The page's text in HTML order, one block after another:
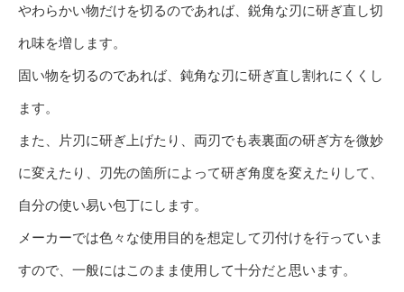
やわらかい物だけを切るのであれば、鋭角な刃に研ぎ直し切
れ味を増します。
固い物を切るのであれば、鈍角な刃に研ぎ直し割れにくくし
ます。
また、片刃に研ぎ上げたり、両刃でも表裏面の研ぎ方を微妙
に変えたり、刃先の箇所によって研ぎ角度を変えたりして、
自分の使い易い包丁にします。
メーカーでは色々な使用目的を想定して刃付けを行っていま
すので、一般にはこのまま使用して十分だと思います。